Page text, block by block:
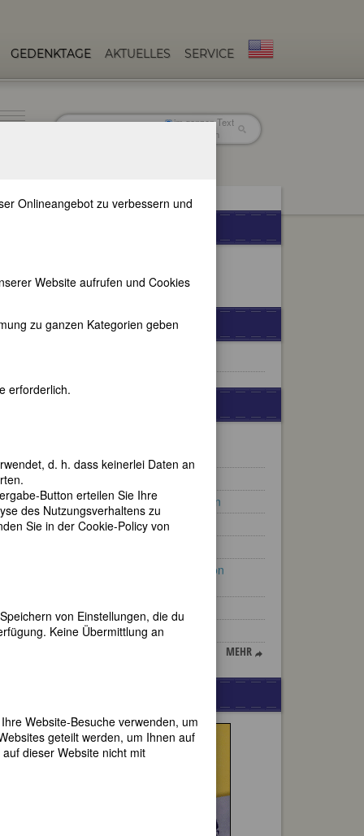
GEDENKTAGE AKTUELLES SERVICE
im ganzen Text
nur in Titeln
FEMBIO-SPECIALS
Stauffenberg, geb. Schiller
Jeannette Pickering Rankin
Elly Ney
Adelheid Amalie Fürstin von
Luise Adolpha Le Beau
Henriëtte Bosmans
MEHR
Onlineangebot zu verbessern und
Website aufrufen und Cookies
zu ganzen Kategorien geben
erforderlich.
d. h. dass keinerlei Daten an
Button erteilen Sie Ihre
des Nutzungsverhaltens zu
Sie in der Cookie-Policy von
von Einstellungen, die du
Keine Übermittlung an
Website-Besuche verwenden, um
geteilt werden, um Ihnen auf
dieser Website nicht mit